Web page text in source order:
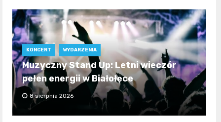
KONCERT WYDARZENIA
Muzyczny Stand Up: Letni wieczór
pełen energii w Białołęce
8 sierpnia 2026